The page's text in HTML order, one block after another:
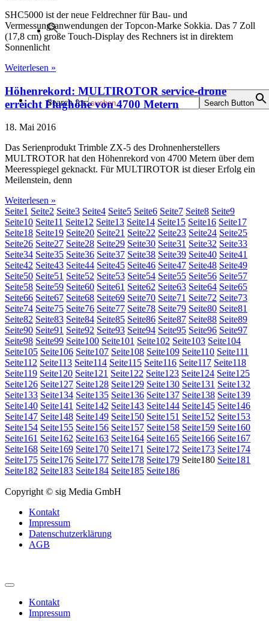
Search for: Search Button
SHC5000 ist der neue Feldrechner für Bau- und
Vermessungsanwendungen der Topcon-Marke Sokkia. Das 7 Zoll
(17,8 cm) große Touch-Display des Rechners ist in direktem
Sonnenlicht
Weiterlesen »
Höhenrekord: MULTIROTOR service-drone
erreicht Flughöhe von 4700 Metern
18. Mai 2016
Das Serienprodukt Trimble ZX-5 des Drohnenherstellers
MULTROTOR hat den Höhenrekord von 4700 Metern über dem
Meeresspiegel geknackt. Für MULTIROTOR ist dieser Erfolg ein
Meilenstein, denn
Weiterlesen »
Seite1 Seite2 Seite3 Seite4 Seite5 Seite6 Seite7 Seite8 Seite9
Seite10 Seite11 Seite12 Seite13 Seite14 Seite15 Seite16 Seite17
Seite18 Seite19 Seite20 Seite21 Seite22 Seite23 Seite24 Seite25
Seite26 Seite27 Seite28 Seite29 Seite30 Seite31 Seite32 Seite33
Seite34 Seite35 Seite36 Seite37 Seite38 Seite39 Seite40 Seite41
Seite42 Seite43 Seite44 Seite45 Seite46 Seite47 Seite48 Seite49
Seite50 Seite51 Seite52 Seite53 Seite54 Seite55 Seite56 Seite57
Seite58 Seite59 Seite60 Seite61 Seite62 Seite63 Seite64 Seite65
Seite66 Seite67 Seite68 Seite69 Seite70 Seite71 Seite72 Seite73
Seite74 Seite75 Seite76 Seite77 Seite78 Seite79 Seite80 Seite81
Seite82 Seite83 Seite84 Seite85 Seite86 Seite87 Seite88 Seite89
Seite90 Seite91 Seite92 Seite93 Seite94 Seite95 Seite96 Seite97
Seite98 Seite99 Seite100 Seite101 Seite102 Seite103 Seite104
Seite105 Seite106 Seite107 Seite108 Seite109 Seite110 Seite111
Seite112 Seite113 Seite114 Seite115 Seite116 Seite117 Seite118
Seite119 Seite120 Seite121 Seite122 Seite123 Seite124 Seite125
Seite126 Seite127 Seite128 Seite129 Seite130 Seite131 Seite132
Seite133 Seite134 Seite135 Seite136 Seite137 Seite138 Seite139
Seite140 Seite141 Seite142 Seite143 Seite144 Seite145 Seite146
Seite147 Seite148 Seite149 Seite150 Seite151 Seite152 Seite153
Seite154 Seite155 Seite156 Seite157 Seite158 Seite159 Seite160
Seite161 Seite162 Seite163 Seite164 Seite165 Seite166 Seite167
Seite168 Seite169 Seite170 Seite171 Seite172 Seite173 Seite174
Seite175 Seite176 Seite177 Seite178 Seite179 Seite180 Seite181
Seite182 Seite183 Seite184 Seite185 Seite186
Copyright © sig Media GmbH
Kontakt
Impressum
Datenschutzerklärung
AGB
Kontakt
Impressum